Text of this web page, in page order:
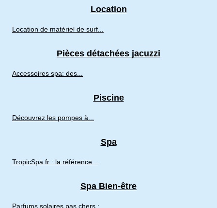
Location
Location de matériel de surf...
Pièces détachées jacuzzi
Accessoires spa: des...
Piscine
Découvrez les pompes à...
Spa
TropicSpa.fr : la référence...
Spa Bien-être
Parfums solaires pas chers :...